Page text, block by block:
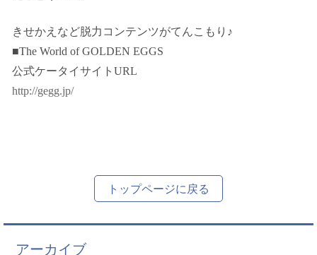
きせかえなど脱力コンテンツがてんこもり♪
■The World of GOLDEN EGGS
公式ケータイサイトURL
http://gegg.jp/
トップページに戻る
アーカイブ